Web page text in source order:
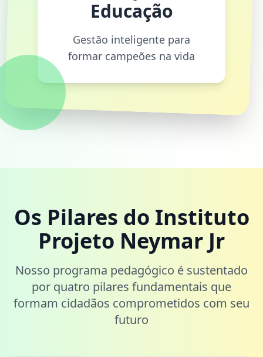
Educação
Gestão inteligente para
formar campeões na vida
Os Pilares do Instituto
Projeto Neymar Jr
Nosso programa pedagógico é sustentado
por quatro pilares fundamentais que
formam cidadãos comprometidos com seu
futuro